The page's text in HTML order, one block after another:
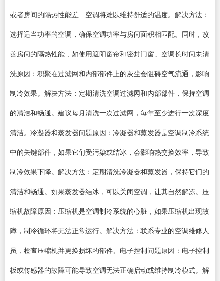
或者房间的隔热性能差，空调将难以维持舒适的温度。解决方法：
选择适当功率的空调，确保空调功率与房间面积相匹配。同时，改
善房间的隔热性能，如使用遮阳窗帘和密封门窗。空调长时间未清
洗原因：积聚在过滤网和内部部件上的灰尘会阻碍空气流通，影响
制冷效果。解决方法：定期清洗空调过滤网和内部部件，保持空调
的清洁和畅通。建议每月清洗一次过滤网，每年至少进行一次深度
清洁。冷凝器和蒸发器问题原因：冷凝器和蒸发器是空调制冷系统
中的关键部件，如果它们受污染或结冰，会影响热交换效率，导致
制冷效果下降。解决方法：定期清洗冷凝器和蒸发器，保持它们的
清洁和畅通。如果蒸发器结冰，可以关闭空调，让其自然解冻。压
缩机故障原因：压缩机是空调制冷系统的心脏，如果压缩机出现故
障，制冷循环将无法正常运行。解决方法：联系专业的空调维修人
员，检查压缩机并更换损坏的部件。电子控制问题原因：电子控制
板或传感器的故障可能导致空调无法正确启动或维持制冷模式。解